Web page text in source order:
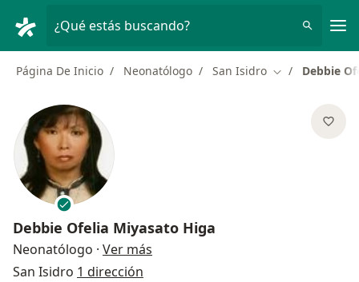
¿Qué estás buscando?
Página De Inicio Neonatólogo San Isidro Cambiar de
Debbie
Debbie Ofelia Miyasato Higa
Neonatólogo · Ver más
San Isidro 1 dirección